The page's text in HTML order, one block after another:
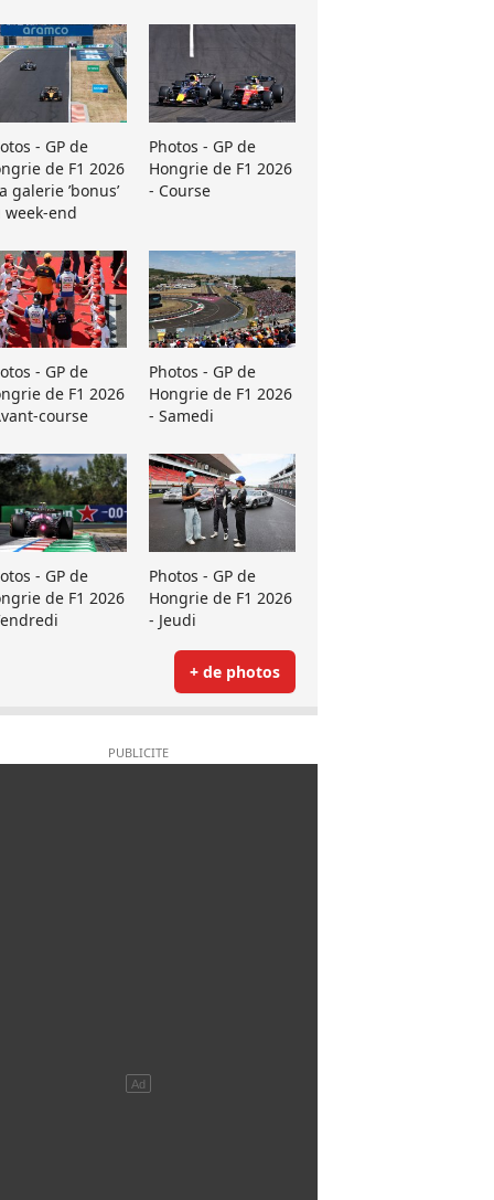
- GP de
de F1 2026
galerie ’bonus’
week-end
Photos - GP de
Hongrie de F1 2026
- Course
- GP de
de F1 2026
course
Photos - GP de
Hongrie de F1 2026
- Samedi
- GP de
de F1 2026
Photos - GP de
Hongrie de F1 2026
- Jeudi
+ de photos